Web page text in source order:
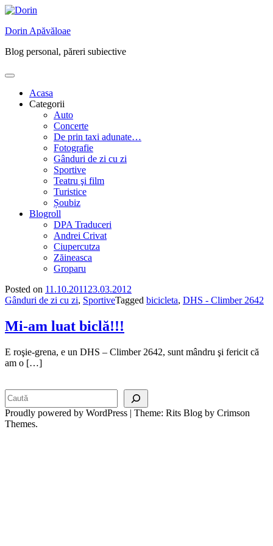
Skip
content
Dorin Apăvăloae
Blog personal, păreri subiective
Acasa
Categorii
Auto
Concerte
De prin taxi adunate…
Fotografie
Gânduri de zi cu zi
Sportive
Teatru şi film
Turistice
Șoubiz
Blogroll
DPA Traduceri
Andrei Crivat
Ciupercutza
Zăineasca
Groparu
Posted on 11.10.2011 23.03.2012
Gânduri de zi cu zi, SportiveTagged bicicleta, DHS - Climber 2642
Mi-am luat biclă!!!
E roşie-grena, e un DHS – Climber 2642, sunt mândru şi fericit că
am o […]
Proudly powered by WordPress | Theme: Rits Blog by Crimson
Themes.